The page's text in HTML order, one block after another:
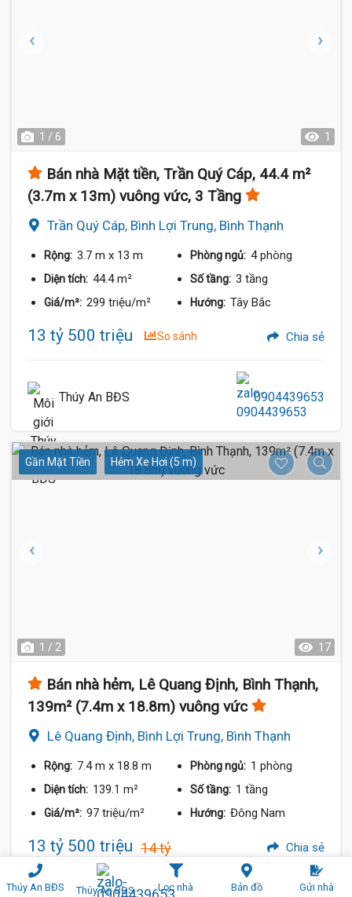
Thúy An BĐS Thúy An BĐS Lọc nhà Bản đồ Gửi nhà
1 / 6 1
Bán nhà Mặt tiền, Trần Quý Cáp, 44.4 m²
(3.7m x 13m) vuông vức, 3 Tầng
Trần Quý Cáp, Bình Lợi Trung, Bình Thạnh
Rộng: 3.7 m x 13 m Phòng ngủ: 4 phòng
Diện tích: 44.4 m² Số tầng: 3 tầng
Giá/m²: 299 triệu/m² Hướng: Tây Bắc
13 tỷ 500 triệu So sánh Chia sẻ
Thúy An BĐS 0904439653
Gần Mặt Tiền Hẻm Xe Hơi (5 m)
1 / 2 17
Bán nhà hẻm, Lê Quang Định, Bình Thạnh,
139m² (7.4m x 18.8m) vuông vức
Lê Quang Định, Bình Lợi Trung, Bình Thạnh
Rộng: 7.4 m x 18.8 m Phòng ngủ: 1 phòng
Diện tích: 139.1 m² Số tầng: 1 tầng
Giá/m²: 97 triệu/m² Hướng: Đông Nam
13 tỷ 500 triệu 14 tỷ Chia sẻ